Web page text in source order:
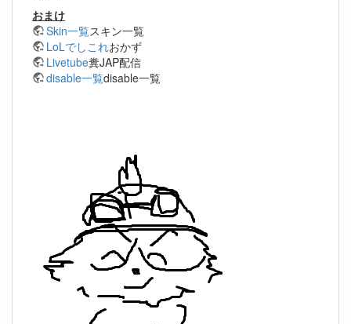
おまけ
Skin一覧スキン一覧
LoLでしこれおかず
Livetube糞JAP配信
disable一覧disable一覧